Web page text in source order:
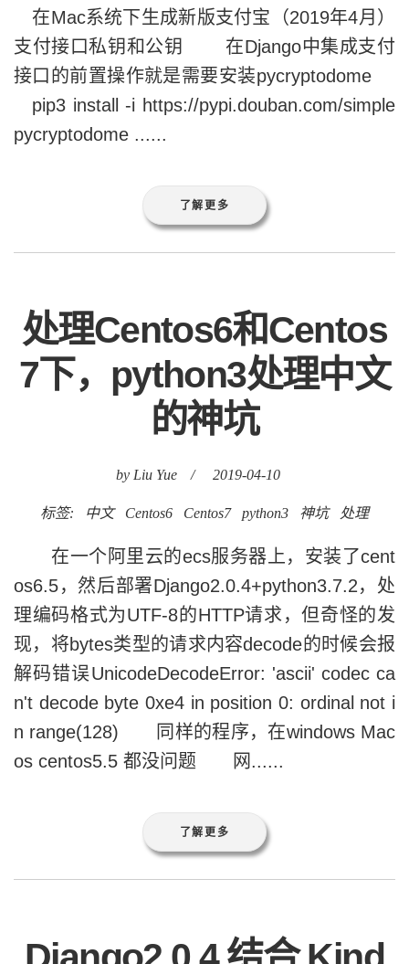
在Mac系统下生成新版支付宝（2019年4月）
支付接口私钥和公钥 在Django中集成支付
接口的前置操作就是需要安装pycryptodome
pip3 install -i https://pypi.douban.com/simple
pycryptodome ......
了解更多
处理Centos6和Centos
7下，python3处理中文
的神坑
by Liu Yue / 2019-04-10
标签: 中文 Centos6 Centos7 python3 神坑 处理
在一个阿里云的ecs服务器上，安装了cent
os6.5，然后部署Django2.0.4+python3.7.2，处
理编码格式为UTF-8的HTTP请求，但奇怪的发
现，将bytes类型的请求内容decode的时候会报
解码错误UnicodeDecodeError: 'ascii' codec ca
n't decode byte 0xe4 in position 0: ordinal not i
n range(128) 同样的程序，在windows Mac
os centos5.5 都没问题 网......
了解更多